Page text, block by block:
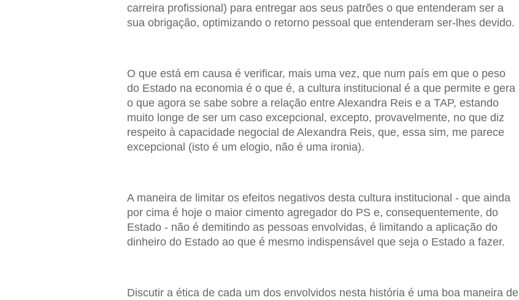
carreira profissional) para entregar aos seus patrões o que entenderam ser a
sua obrigação, optimizando o retorno pessoal que entenderam ser-lhes devido.
O que está em causa é verificar, mais uma vez, que num país em que o peso
do Estado na economia é o que é, a cultura institucional é a que permite e gera
o que agora se sabe sobre a relação entre Alexandra Reis e a TAP, estando
muito longe de ser um caso excepcional, excepto, provavelmente, no que diz
respeito à capacidade negocial de Alexandra Reis, que, essa sim, me parece
excepcional (isto é um elogio, não é uma ironia).
A maneira de limitar os efeitos negativos desta cultura institucional - que ainda
por cima é hoje o maior cimento agregador do PS e, consequentemente, do
Estado - não é demitindo as pessoas envolvidas, é limitando a aplicação do
dinheiro do Estado ao que é mesmo indispensável que seja o Estado a fazer.
Discutir a ética de cada um dos envolvidos nesta história é uma boa maneira de